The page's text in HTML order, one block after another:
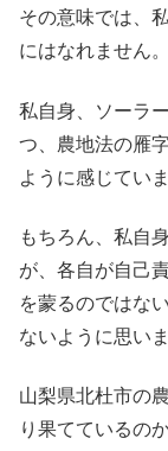
その意味では、
にはなれません。
私自身、ソーラ
つ、農地法の雁
ように感じていま
もちろん、私自
が、各自が自己
を蒙るのではな
ないように思いま
山梨県北杜市の
り果てているの